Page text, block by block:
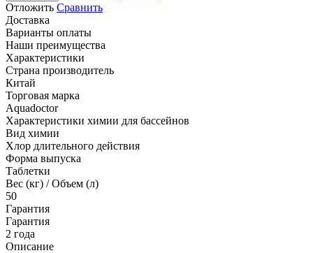
Отложить Сравнить
Доставка
Варианты оплаты
Наши преимущества
Характеристики
Страна производитель
Китай
Торговая марка
Aquadoctor
Характеристики химии для бассейнов
Вид химии
Хлор длительного действия
Форма выпуска
Таблетки
Вес (кг) / Объем (л)
50
Гарантия
Гарантия
2 года
Описание